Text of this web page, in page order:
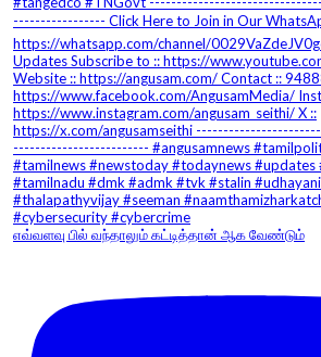
எவ்வளவு பில் வந்தாலும் கட்டித்தான் ஆக வேண்டும்